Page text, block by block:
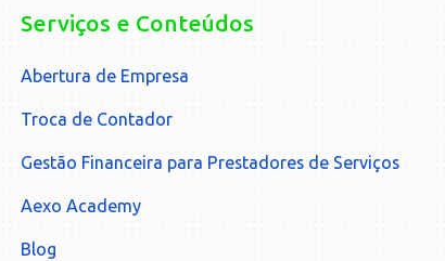
Serviços e Conteúdos
Abertura de Empresa
Troca de Contador
Gestão Financeira para Prestadores de Serviços
Aexo Academy
Blog